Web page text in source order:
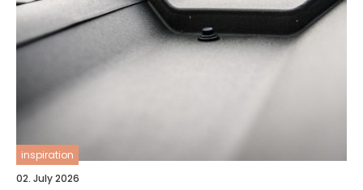
inspiration
02. July 2026